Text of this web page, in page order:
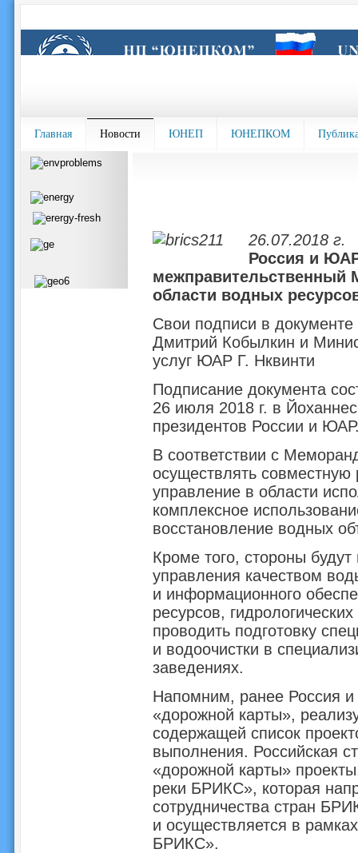
Главная Новости ЮНЕП ЮНЕПКОМ
26.07.2018 г.
Россия и
межправительственный
области водных
Свои подписи в
Дмитрий Кобылкин и
услуг ЮАР Г. Нквинти
Подписание документа
26 июля 2018 г. в
президентов России и
В соответствии с
осуществлять совместную
управление в области
комплексное
восстановление водных
Кроме того, стороны будут
управления качеством
и информационного
ресурсов,
проводить подготовку
и водоочистки в
заведениях.
Напомним, ранее Россия
«дорожной карты»,
содержащей список
выполнения. Российская
«дорожной карты»
реки БРИКС», которая
сотрудничества стран
и осуществляется в
БРИКС».